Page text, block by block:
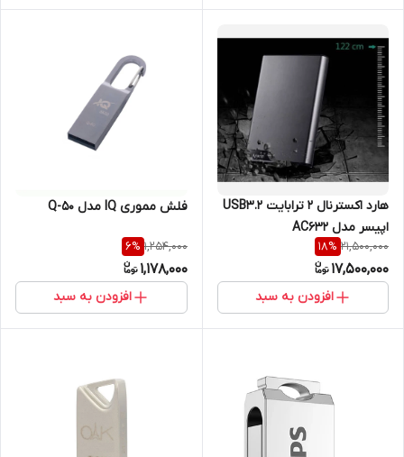
هارد اکسترنال 2 ترابایت USB3.2
اپیسر مدل AC632
21,500,000
18%
17,500,000
افزودن به سبد
فلش مموری IQ مدل Q-50
1,254,000
6%
1,178,000
افزودن به سبد